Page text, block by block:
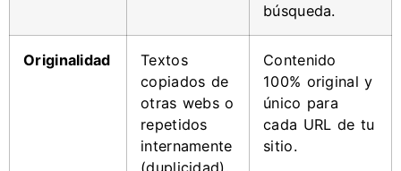
búsqueda.
Originalidad
Textos
copiados de
otras webs o
repetidos
internamente
Contenido
100% original y
único para
cada URL de tu
sitio.